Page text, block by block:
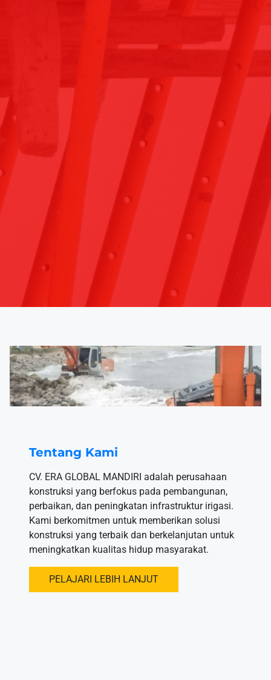
Tentang Kami
CV. ERA GLOBAL MANDIRI adalah perusahaan
konstruksi yang berfokus pada pembangunan,
perbaikan, dan peningkatan infrastruktur irigasi.
Kami berkomitmen untuk memberikan solusi
konstruksi yang terbaik dan berkelanjutan untuk
meningkatkan kualitas hidup masyarakat.
PELAJARI LEBIH LANJUT